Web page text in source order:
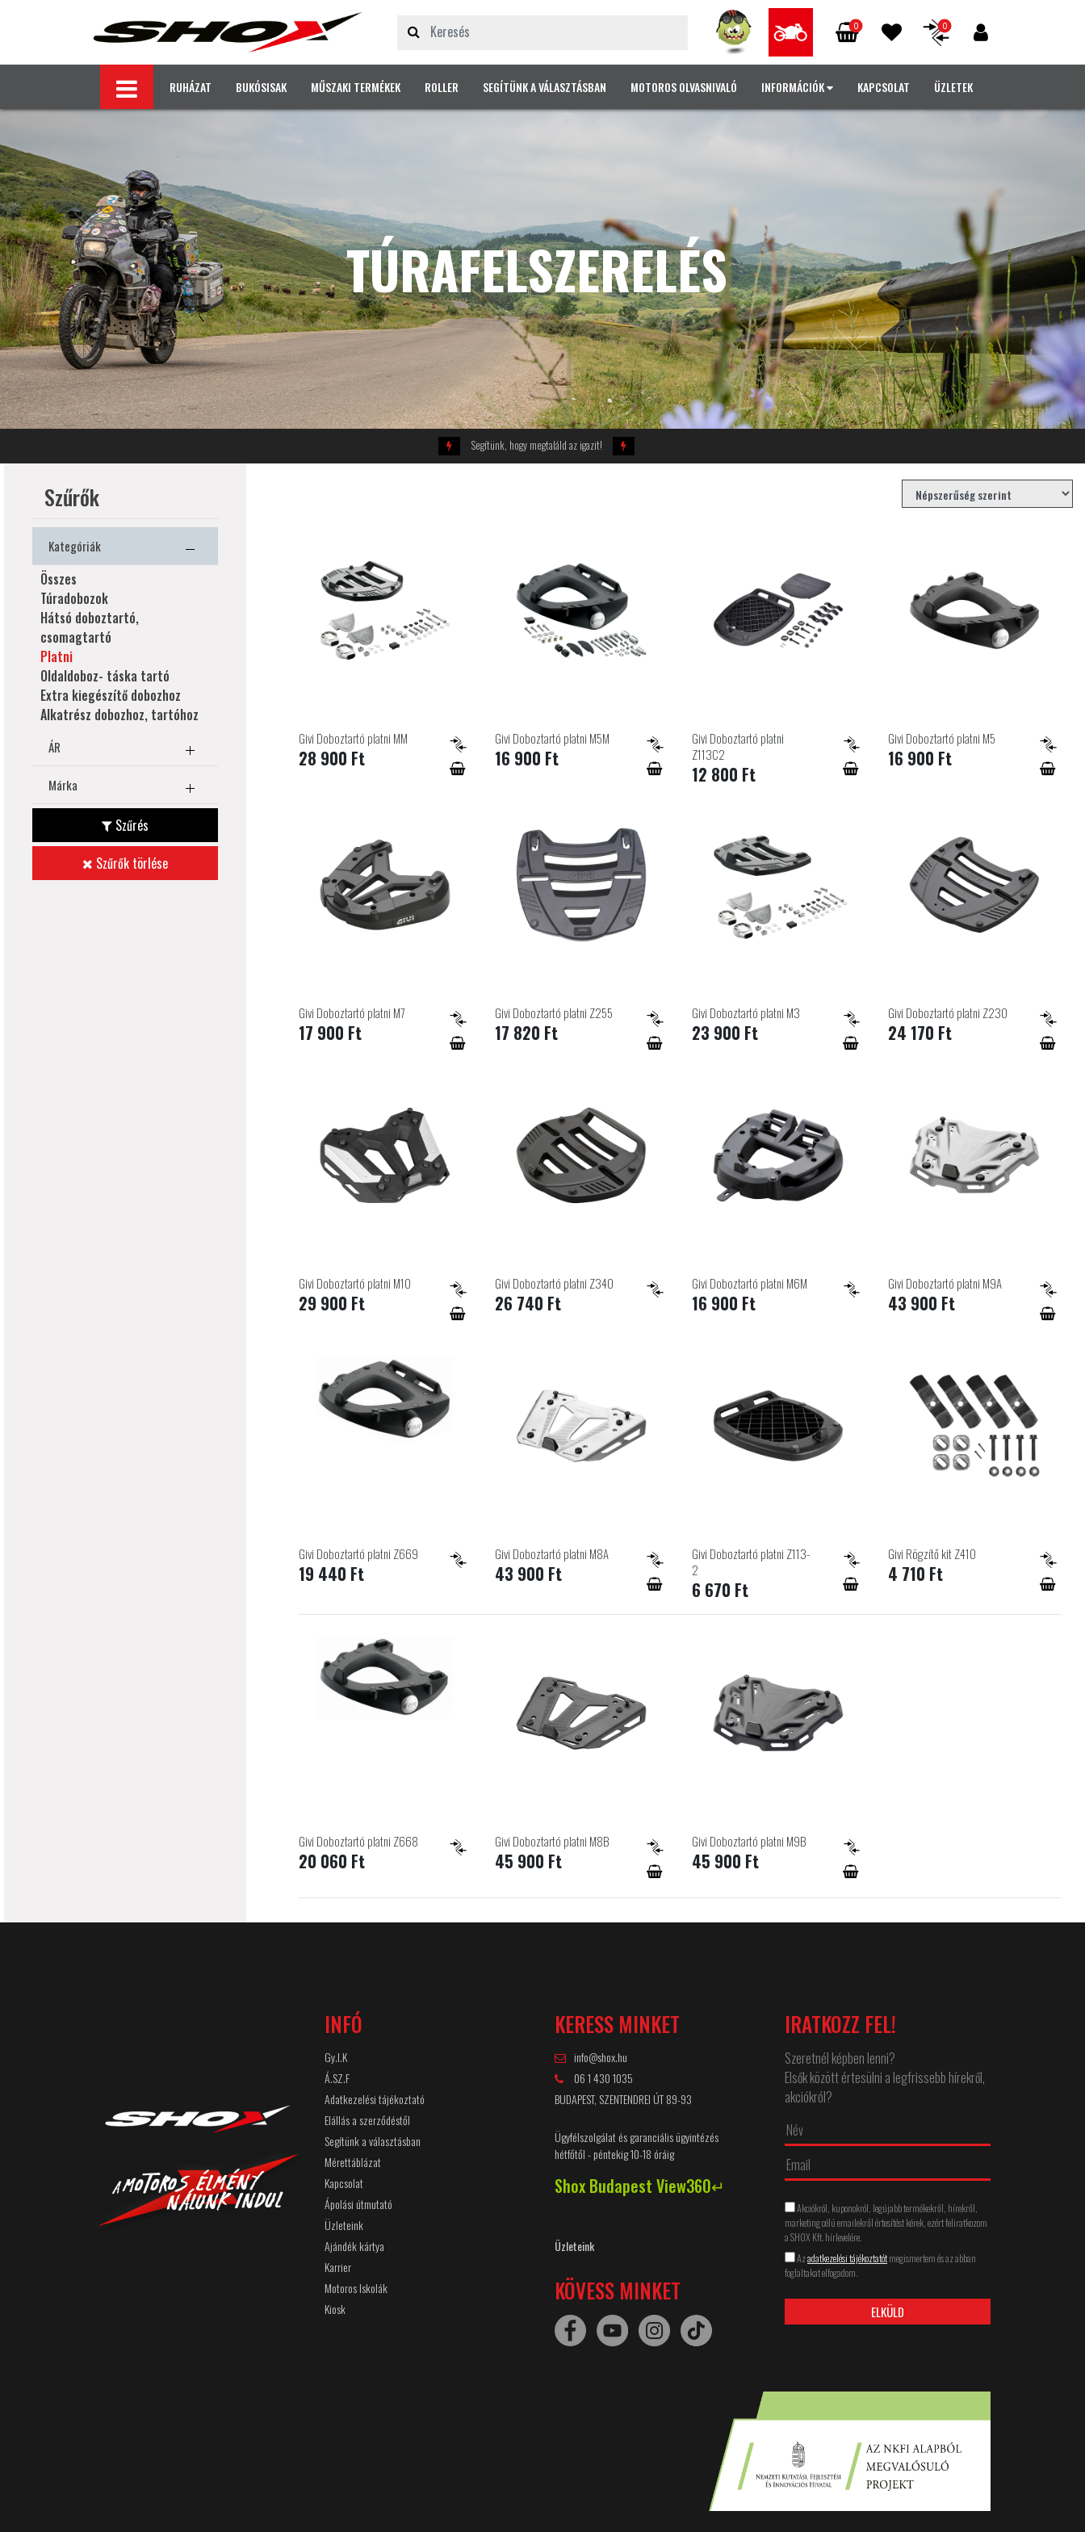
0 0
RUHÁZAT BUKÓSISAK MŰSZAKI TERMÉKEK ROLLER SEGÍTÜNK A VÁLASZTÁSBAN MOTOROS OLVASNIVALÓ INFORMÁCIÓK KAPCSOLAT ÜZLETEK
TÚRAFELSZERELÉS
Segítünk, hogy megtaláld az igazit!
Szűrők
Kategóriák
Összes
Túradobozok
Hátsó doboztartó,
csomagtartó
Platni
Oldaldoboz- táska tartó
Extra kiegészítő dobozhoz
Alkatrész dobozhoz, tartóhoz
ÁR
Márka
Szűrés
Szűrők törlése
Givi Doboztartó platni MM
28 900 Ft
Givi Doboztartó platni M5M
16 900 Ft
Givi Doboztartó platni
Z113C2
12 800 Ft
Givi Doboztartó platni M5
16 900 Ft
Givi Doboztartó platni M7
17 900 Ft
Givi Doboztartó platni Z255
17 820 Ft
Givi Doboztartó platni M3
23 900 Ft
Givi Doboztartó platni Z230
24 170 Ft
Givi Doboztartó platni M10
29 900 Ft
Givi Doboztartó platni Z340
26 740 Ft
Givi Doboztartó platni M6M
16 900 Ft
Givi Doboztartó platni M9A
43 900 Ft
Givi Doboztartó platni Z669
19 440 Ft
Givi Doboztartó platni M8A
43 900 Ft
Givi Doboztartó platni Z113-
2
6 670 Ft
Givi Rögzítő kit Z410
4 710 Ft
Givi Doboztartó platni Z668
20 060 Ft
Givi Doboztartó platni M8B
45 900 Ft
Givi Doboztartó platni M9B
45 900 Ft
INFÓ
Gy.I.K
Á.SZ.F
Adatkezelési tájékoztató
Elállás a szerződéstől
Segítünk a választásban
Mérettáblázat
Kapcsolat
Ápolási útmutató
Üzleteink
Ajándék kártya
Karrier
Motoros Iskolák
Kiosk
KERESS MINKET
info@shox.hu
06 1 430 1035
BUDAPEST, SZENTENDREI ÚT 89-93
Ügyfélszolgálat és garanciális ügyintézés
hétfőtől - péntekig 10-18 óráig
Shox Budapest View360↵
Üzleteink
KÖVESS MINKET
IRATKOZZ FEL!
Szeretnél képben lenni?
Elsők között értesülni a legfrissebb hírekről,
akciókról?
Akciókról, kuponokról, legújabb termékekről, hírekről,
marketing célú emailekről értesítést kérek, ezért feliratkozom
a SHOX Kft. hírlevelére.
Azadatkezelési tájékoztatótmegismertem és az abban
foglaltakat elfogadom.